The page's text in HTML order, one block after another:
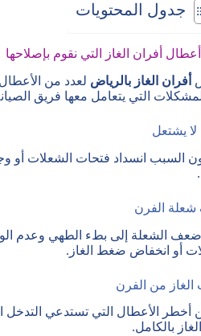
جدول المحتويات
أفران الغاز التي نقوم بإصلاحها
أفران الغاز بالرياض لعدد من
التي يتعامل معها فريق
لا يشتعل
السبب انسداد فتحات الشعلات أو
الفرن
الشعلة إلى بطء الطهي وعدم
أو انخفاض ضغط الغاز.
من الفرن
أخطر الأعطال التي تستدعي
بالكامل.